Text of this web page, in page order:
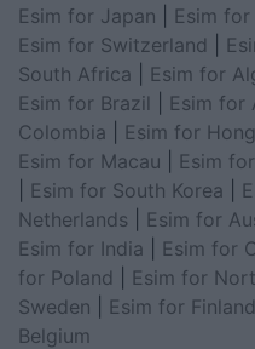
Esim for Japan
Esim
Esim for Switzerland
South Africa
Esim for
Esim for Brazil
Esim for
Colombia
Esim for
Esim for Macau
Esim
Esim for South Korea
Netherlands
Esim for
Esim for India
Esim for
for Poland
Esim for
Sweden
Esim for Finland
Belgium